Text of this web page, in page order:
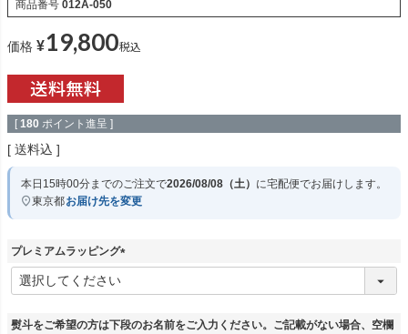
商品番号 012A-050
価格 ¥19,800税込
[ 180 ポイント進呈 ]
送料込
本日 15時00分までのご注文で2026/08/08（土） に宅配便でお届けします。
東京都お届け先を変更
プレミアムラッピング
(
)
熨斗をご希望の方は下段のお名前をご入力ください。ご記載がない場合、空欄